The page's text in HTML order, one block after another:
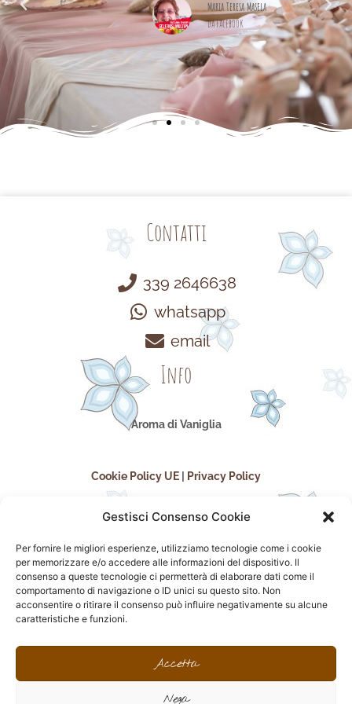
Gestisci Consenso Cookie
Per fornire le migliori esperienze, utilizziamo tecnologie come i cookie
per memorizzare e/o accedere alle informazioni del dispositivo. Il
consenso a queste tecnologie ci permetterà di elaborare dati come il
comportamento di navigazione o ID unici su questo sito. Non
acconsentire o ritirare il consenso può influire negativamente su alcune
caratteristiche e funzioni.
Accetta
Nega
Maria Teresa Masela
da Facebook
Contatti
339 2646638
whatsapp
email
Info
Aroma di Vaniglia
Cookie Policy UE Privacy Policy
seguici sui social
F
e
I
n
t
a
P
i
t
F
c